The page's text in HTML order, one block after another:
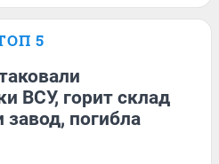
5
ВСУ, горит склад
погибла